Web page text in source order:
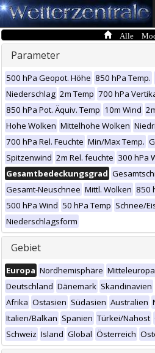
Alle
Parameter
500 hPa Geopot. Höhe 850 hPa Temp.
Niederschlag 2m Temp 700 hPa
850 hPa Pot. Äquiv. Temp 10m Wind
Hohe Wolken Mittelhohe Wolken
700 hPa Rel. Feuchte Min/Max Temp.
Spitzenwind 2m Rel. feuchte 300 hPa
Gesamtbedeckungsgrad
Gesamt-Neuschnee Mittl. Wolken 850
500 hPa Wind 50 hPa Temp Schnee/
Niederschlagsform
Gebiet
Europa Nordhemisphäre Mitteleuropa
Deutschland Dänemark Skandinavien
Afrika Ostasien Südasien Australien
Italien/Balkan Spanien Türkei/Nahost
Schweiz Island Global Österreich